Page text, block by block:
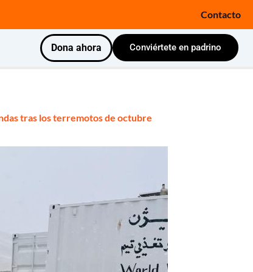
Contacto
Dona ahora Conviértete en padrino
tras los terremotos de octubre